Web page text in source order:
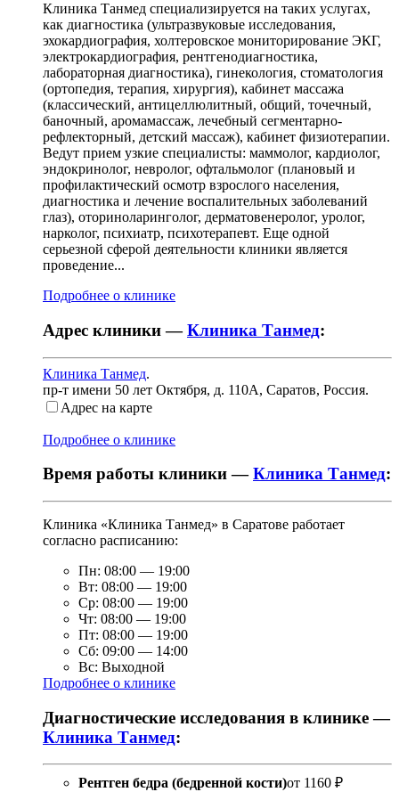
Клиника Танмед специализируется на таких услугах,
как диагностика (ультразвуковые исследования,
эхокардиография, холтеровское мониторирование ЭКГ,
электрокардиография, рентгенодиагностика,
лабораторная диагностика), гинекология, стоматология
(ортопедия, терапия, хирургия), кабинет массажа
(классический, антицеллюлитный, общий, точечный,
баночный, аромамассаж, лечебный сегментарно-
рефлекторный, детский массаж), кабинет физиотерапии.
Ведут прием узкие специалисты: маммолог, кардиолог,
эндокринолог, невролог, офтальмолог (плановый и
профилактический осмотр взрослого населения,
диагностика и лечение воспалительных заболеваний
глаз), оториноларинголог, дерматовенеролог, уролог,
нарколог, психиатр, психотерапевт. Еще одной
серьезной сферой деятельности клиники является
проведение...
Подробнее о клинике
Адрес клиники —Клиника Танмед:
Клиника Танмед.
пр-т имени 50 лет Октября, д. 110А, Саратов, Россия.
Адрес на карте
Подробнее о клинике
Время работы клиники —Клиника Танмед:
Клиника «Клиника Танмед» в Саратове работает
согласно расписанию:
Пн: 08:00 — 19:00
Вт: 08:00 — 19:00
Ср: 08:00 — 19:00
Чт: 08:00 — 19:00
Пт: 08:00 — 19:00
Сб: 09:00 — 14:00
Вс: Выходной
Подробнее о клинике
Диагностические исследования в клинике —
Клиника Танмед:
Рентген бедра (бедренной кости)от 1160 ₽